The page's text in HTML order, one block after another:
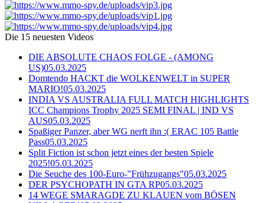
Die 15 neuesten Videos
DIE ABSOLUTE CHAOS FOLGE - (AMONG
US)05.03.2025
Domtendo HACKT die WOLKENWELT in SUPER
MARIO!05.03.2025
INDIA VS AUSTRALIA FULL MATCH HIGHLIGHTS
ICC Champions Trophy 2025 SEMI FINAL | IND VS
AUS05.03.2025
Spaßiger Panzer, aber WG nerft ihn :( ERAC 105 Battle
Pass05.03.2025
Split Fiction ist schon jetzt eines der besten Spiele
2025!05.03.2025
Die Seuche des 100-Euro-"Frühzugangs"05.03.2025
DER PSYCHOPATH IN GTA RP05.03.2025
14 WEGE SMARAGDE ZU KLAUEN vom BÖSEN